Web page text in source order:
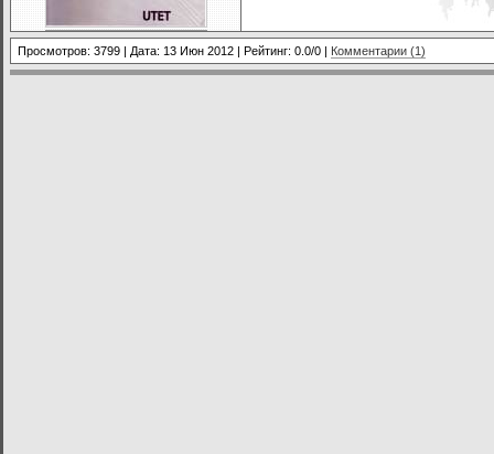
Просмотров: 3799 | Дата: 13 Июн 2012 | Рейтинг: 0.0/0 | Комментарии (1)